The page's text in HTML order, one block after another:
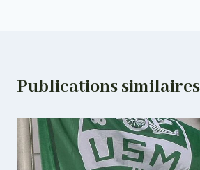
Publications similaires